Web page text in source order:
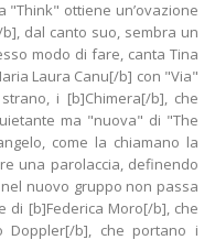
"Think" ottiene un’ovazione
dal canto suo, sembra un
modo di fare, canta Tina
Laura Canu[/b] con "Via"
i [b]Chimera[/b], che
ma "nuova" di "The
come la chiamano la
una parolaccia, definendo
nuovo gruppo non passa
di [b]Federica Moro[/b], che
Doppler[/b], che portano i